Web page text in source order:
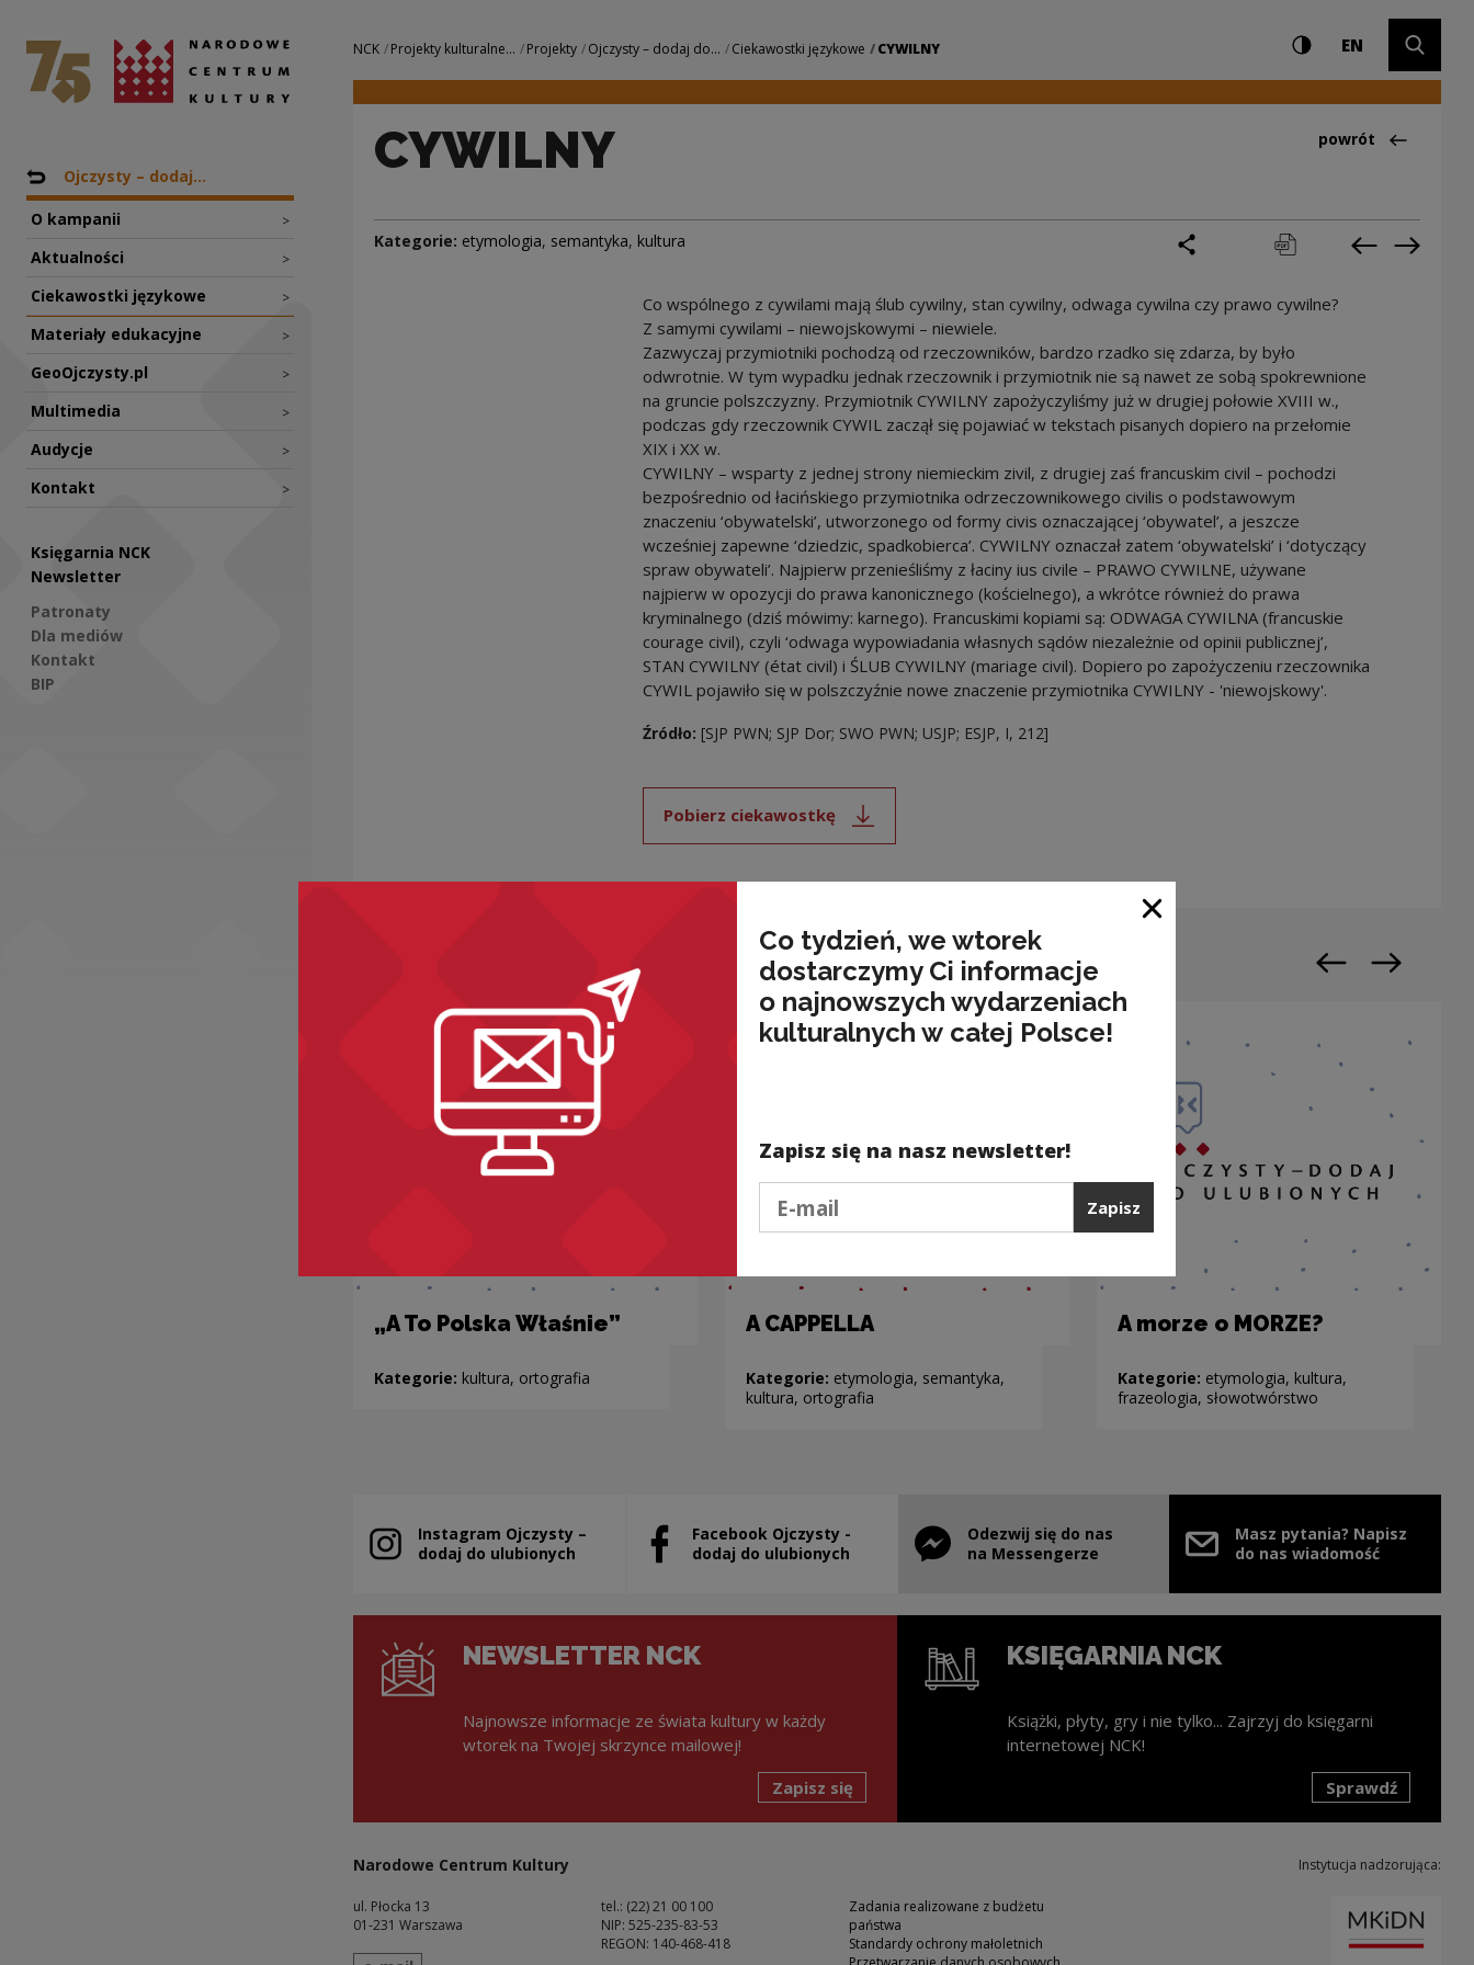
CYWILNY | Narodowe Centrum Kultury
Narodowe Centrum Kultury
Nawigacja
Powrót do: Projekty
Ojczysty – dodaj...
O kampanii >
Aktualności >
Ciekawostki językowe >
Materiały edukacyjne >
GeoOjczysty.pl >
Multimedia >
Audycje >
Kontakt >
Księgarnia NCK
Newsletter
Patronaty
Dla mediów
Kontakt
BIP
Nawigacja
NCK Projekty kulturalne... Projekty Ojczysty – dodaj do... Ciekawostki językowe CYWILNY Ustawienia iWysoki kontrast
ENCHANGE
CYWILNY Powrót
powrót
Kategorie: etymologia, semantyka, kultura podziel się
drukuj pobierz Poprzednia
Co wspólnego z cywilami mają ślub cywilny, stan cywilny, odwaga cywilna czy prawo cywilne?
Z samymi cywilami – niewojskowymi – niewiele.
Zazwyczaj przymiotniki pochodzą od rzeczowników, bardzo rzadko się zdarza, by było
odwrotnie. W tym wypadku jednak rzeczownik i przymiotnik nie są nawet ze sobą spokrewnione
na gruncie polszczyzny. Przymiotnik CYWILNY zapożyczyliśmy już w drugiej połowie XVIII w.,
podczas gdy rzeczownik CYWIL zaczął się pojawiać w tekstach pisanych dopiero na przełomie
XIX i XX w.
CYWILNY – wsparty z jednej strony niemieckim zivil, z drugiej zaś francuskim civil – pochodzi
bezpośrednio od łacińskiego przymiotnika odrzeczownikowego civilis o podstawowym
znaczeniu ‘obywatelski’, utworzonego od formy civis oznaczającej ‘obywatel’, a jeszcze
wcześniej zapewne ‘dziedzic, spadkobierca’. CYWILNY oznaczał zatem ‘obywatelski’ i ‘dotyczący
spraw obywateli’. Najpierw przenieśliśmy z łaciny ius civile – PRAWO CYWILNE, używane
najpierw w opozycji do prawa kanonicznego (kościelnego), a wkrótce również do prawa
kryminalnego (dziś mówimy: karnego). Francuskimi kopiami są: ODWAGA CYWILNA (francuskie
courage civil), czyli ‘odwaga wypowiadania własnych sądów niezależnie od opinii publicznej’,
STAN CYWILNY (état civil) i ŚLUB CYWILNY (mariage civil). Dopiero po zapożyczeniu rzeczownika
CYWIL pojawiło się w polszczyźnie nowe znaczenie przymiotnika CYWILNY - 'niewojskowy'.
Źródło: [SJP PWN; SJP Dor; SWO PWN; USJP; ESJP, I, 212]
Pobierz ciekawostkę
Uwaga, link zostanie otwarty w nowym oknie
„A To Polska Właśnie”
Kategorie: kultura, ortografia
A CAPPELLA
Kategorie: etymologia, semantyka,
kultura, ortografia
A morze o MORZE?
Kategorie: etymologia, kultura,
frazeologia, słowotwórstwo
Poprzedni slajd
Następny
Instagram Ojczysty –
dodaj do ulubionych
Uwaga, link zostanie otwarty w nowym oknie
Facebook Ojczysty -
dodaj do ulubionych
Uwaga, link zostanie otwarty w nowym oknie
Odezwij się do nas
na Messengerze
Uwaga, link zostanie otwarty w nowym oknie
Masz pytania? Napisz
do nas wiadomość
NEWSLETTER NCK
Najnowsze informacje ze świata kultury w każdy
wtorek na Twojej skrzynce mailowej!
Zapisz się
KSIĘGARNIA NCK
Książki, płyty, gry i nie tylko... Zajrzyj do księgarni
internetowej NCK!
Sprawdź
Narodowe Centrum Kultury
ul. Płocka 13
01-231 Warszawa
tel.: (22) 21 00 100
NIP: 525-235-83-53
REGON: 140-468-418
Zadania realizowane z budżetu
państwa
Standardy ochrony małoletnich
Instytucja nadzorująca:
Co tydzień, we wtorek
dostarczymy Ci informacje
o najnowszych wydarzeniach
kulturalnych w całej Polsce!
Zapisz się na nasz newsletter!
Zapisz